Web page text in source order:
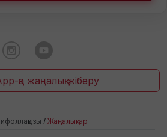
қа жаңалық жіберу
/ Жаңалықтар